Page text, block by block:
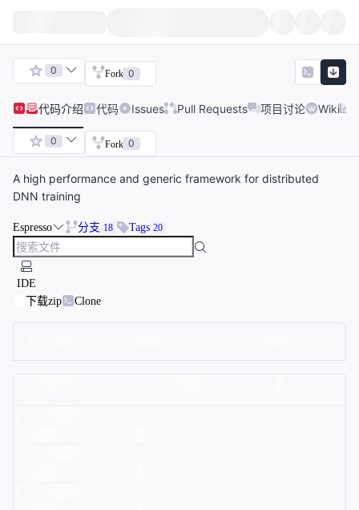
0 Fork 0
代码介绍 代码 Issues Pull Requests 项目讨论 Wiki
0 Fork 0
A high performance and generic framework for distributed
DNN training
Espresso 分支 18 Tags 20
IDE
下载zip
Clone